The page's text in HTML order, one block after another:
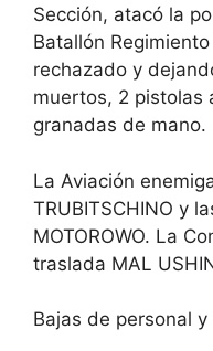
Sección, atacó la
Batallón
rechazado y
muertos, 2 pistolas
granadas de mano.
La Aviación
TRUBITSCHINO y
MOTOROWO. La
traslada MAL
Bajas de personal